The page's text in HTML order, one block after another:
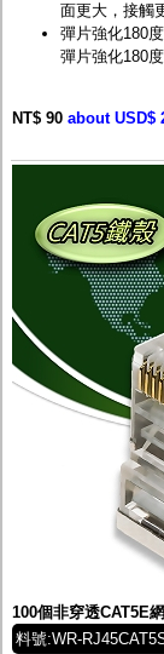
面更大，接觸
彈片強化180
彈片強化180
NT$ 90 about USD$
100個非穿透CAT5E
料號:WR-